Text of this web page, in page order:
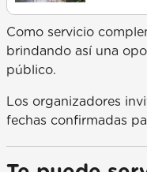
Como servicio
brindando así una
público.
Los organizadores
fechas confirmadas